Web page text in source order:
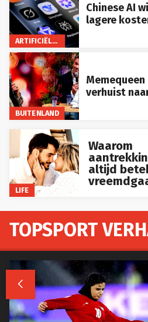
ARTIFICIËLE INTELLIGENTIE
Chinese AI
lagere
BUITENLAND
verhuist
LIFE
Waarom
altijd
TOPSPORT
